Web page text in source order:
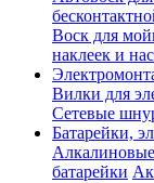
Воск для
наклеек и
Вилки для
Сетевые
Батарейки,
батарейки